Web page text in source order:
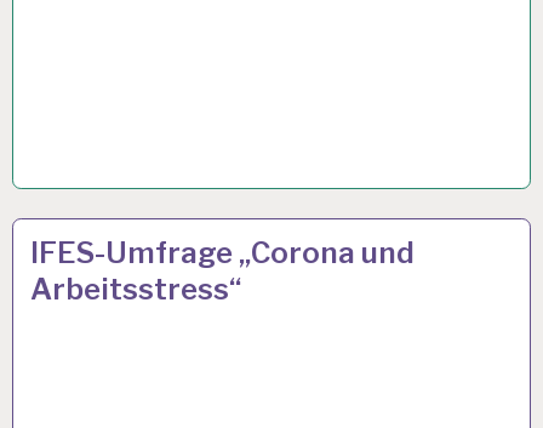
3
G
REGEL…
IFES-Umfrage „Corona und
Arbeitsstress“
23 NOV. 2021